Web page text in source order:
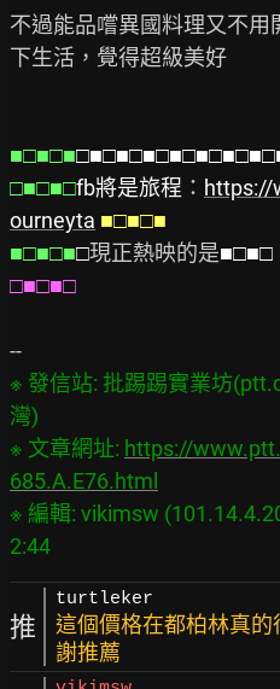
不過能品嚐異國料理又不
下生活，覺得超級美好
■□■□■
□■□■□fb將是旅程 ： https://
ourneyta ■□■□■
■□■□■□現正熱映的是■□■□
□■□■□
※ 發信站: 批踢踢實業坊
灣)
※ 文章網址: https://
685.A.E76.html
※ 編輯: vikimsw
推
turtleker
這個價格在都柏林真
謝推薦